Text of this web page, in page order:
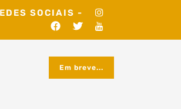
SOCIAIS -
Em breve...